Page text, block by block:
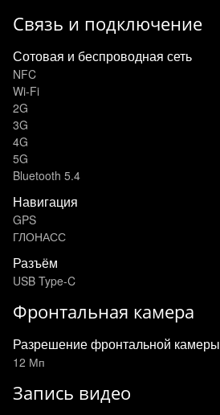
Связь и подключение
Сотовая и беспроводная сеть
NFC
Wi-Fi
2G
3G
4G
5G
Bluetooth 5.4
Навигация
GPS
ГЛОНАСС
Разъём
USB Type-C
Фронтальная камера
Разрешение фронтальной камеры
12 Мп
Запись видео